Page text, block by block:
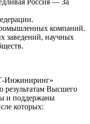
компаний.
заведений, научных
результатам Высшего
и поддержаны
которых: